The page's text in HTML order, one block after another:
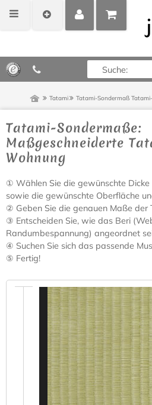
MEIN
0,00 €*
Tatami Tatami-Sondermaß
Tatami-Sondermaße:
Maßgeschneiderte
Wohnung
① Wählen Sie die gewünschte
sowie die gewünschte Oberfläche
② Geben Sie die genauen Maße der
③ Entscheiden Sie, wie das Beri
Randumbespannung) angeordnet
④ Suchen Sie sich das passende
⑤ Fertig!